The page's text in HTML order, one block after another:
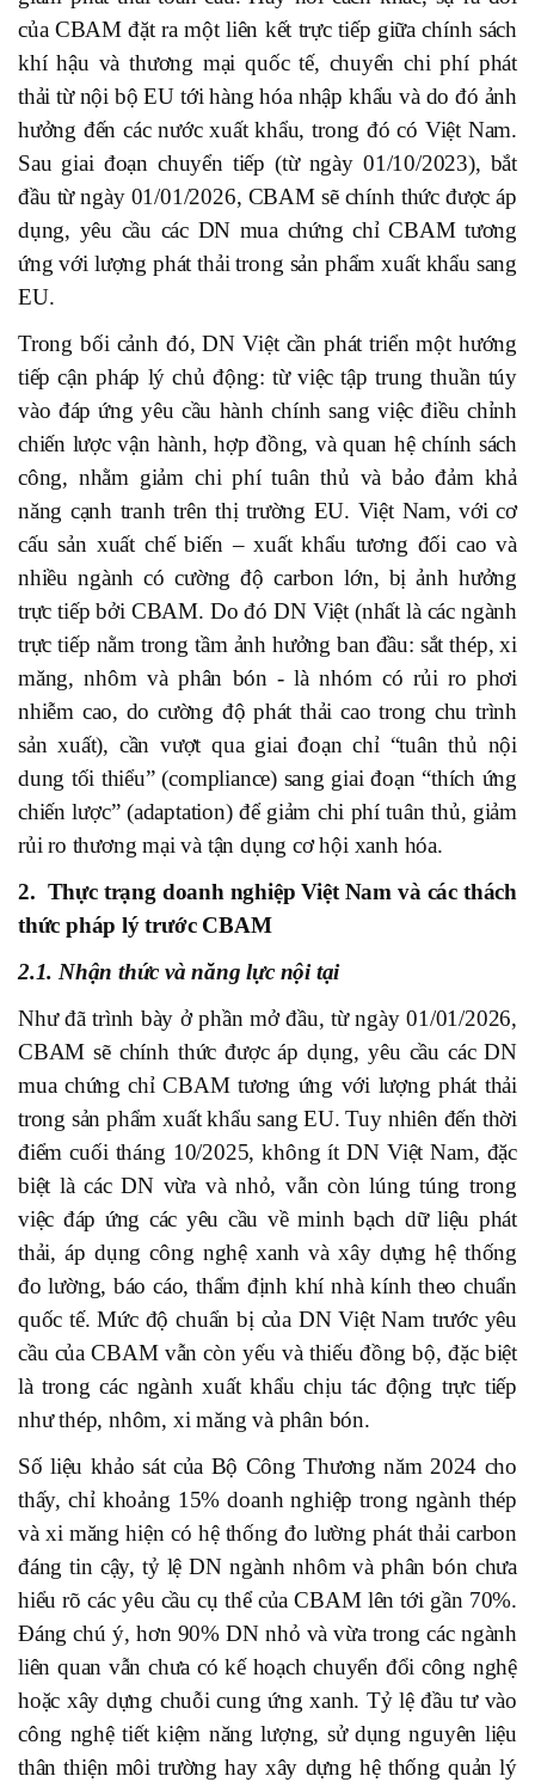
của CBAM đặt ra một liên kết trực tiếp giữa chính sách
khí hậu và thương mại quốc tế, chuyển chi phí phát
thải từ nội bộ EU tới hàng hóa nhập khẩu và do đó ảnh
hưởng đến các nước xuất khẩu, trong đó có Việt Nam.
Sau giai đoạn chuyển tiếp (từ ngày 01/10/2023), bắt
đầu từ ngày 01/01/2026, CBAM sẽ chính thức được áp
dụng, yêu cầu các DN mua chứng chỉ CBAM tương
ứng với lượng phát thải trong sản phẩm xuất khẩu sang
EU.
Trong bối cảnh đó, DN Việt cần phát triển một hướng
tiếp cận pháp lý chủ động: từ việc tập trung thuần túy
vào đáp ứng yêu cầu hành chính sang việc điều chỉnh
chiến lược vận hành, hợp đồng, và quan hệ chính sách
công, nhằm giảm chi phí tuân thủ và bảo đảm khả
năng cạnh tranh trên thị trường EU. Việt Nam, với cơ
cấu sản xuất chế biến – xuất khẩu tương đối cao và
nhiều ngành có cường độ carbon lớn, bị ảnh hưởng
trực tiếp bởi CBAM. Do đó DN Việt (nhất là các ngành
trực tiếp nằm trong tầm ảnh hưởng ban đầu: sắt thép, xi
măng, nhôm và phân bón - là nhóm có rủi ro phơi
nhiễm cao, do cường độ phát thải cao trong chu trình
sản xuất), cần vượt qua giai đoạn chỉ “tuân thủ nội
dung tối thiểu” (compliance) sang giai đoạn “thích ứng
chiến lược” (adaptation) để giảm chi phí tuân thủ, giảm
rủi ro thương mại và tận dụng cơ hội xanh hóa.
2. Thực trạng doanh nghiệp Việt Nam và các thách
thức pháp lý trước CBAM
2.1. Nhận thức và năng lực nội tại
Như đã trình bày ở phần mở đầu, từ ngày 01/01/2026,
CBAM sẽ chính thức được áp dụng, yêu cầu các DN
mua chứng chỉ CBAM tương ứng với lượng phát thải
trong sản phẩm xuất khẩu sang EU. Tuy nhiên đến thời
điểm cuối tháng 10/2025, không ít DN Việt Nam, đặc
biệt là các DN vừa và nhỏ, vẫn còn lúng túng trong
việc đáp ứng các yêu cầu về minh bạch dữ liệu phát
thải, áp dụng công nghệ xanh và xây dựng hệ thống
đo lường, báo cáo, thẩm định khí nhà kính theo chuẩn
quốc tế. Mức độ chuẩn bị của DN Việt Nam trước yêu
cầu của CBAM vẫn còn yếu và thiếu đồng bộ, đặc biệt
là trong các ngành xuất khẩu chịu tác động trực tiếp
như thép, nhôm, xi măng và phân bón.
Số liệu khảo sát của Bộ Công Thương năm 2024 cho
thấy, chỉ khoảng 15% doanh nghiệp trong ngành thép
và xi măng hiện có hệ thống đo lường phát thải carbon
đáng tin cậy, tỷ lệ DN ngành nhôm và phân bón chưa
hiểu rõ các yêu cầu cụ thể của CBAM lên tới gần 70%.
Đáng chú ý, hơn 90% DN nhỏ và vừa trong các ngành
liên quan vẫn chưa có kế hoạch chuyển đổi công nghệ
hoặc xây dựng chuỗi cung ứng xanh. Tỷ lệ đầu tư vào
công nghệ tiết kiệm năng lượng, sử dụng nguyên liệu
thân thiện môi trường hay xây dựng hệ thống quản lý